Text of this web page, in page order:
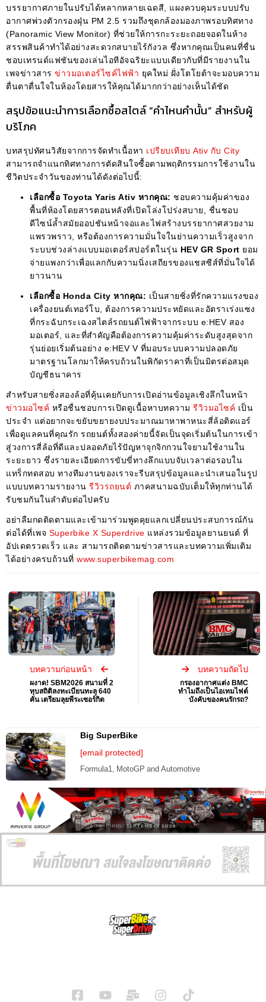
บรรยากาศภายในปรับได้หลากหลายเฉดสี, แผงควบคุมระบบปรับ
อากาศพ่วงตัวกรองฝุ่น PM 2.5 รวมถึงชุดกล้องมองภาพรอบทิศทาง
(Panoramic View Monitor) ที่ช่วยให้การกะระยะถอยจอดในห้าง
สรรพสินค้าทำได้อย่างสะดวกสบายไร้กังวล ซึ่งหากคุณเป็นคนที่ชื่น
ชอบเทรนด์แฟชันของเล่นไอทีอัจฉริยะแบบเดียวกับที่มีรายงานใน
เพจข่าวสาร ข่าวมอเตอร์ไซค์ไฟฟ้า ยุคใหม่ ฝั่งโตโยต้าจะมอบความ
ตื่นตาตื่นใจในห้องโดยสารให้คุณได้มากกว่าอย่างเห็นได้ชัด
สรุปข้อแนะนำการเลือกซื้อสไตล์ “คำไหนคำนั้น” สำหรับผู้
บริโภค
บทสรุปทัศนวิสัยจากการจัดทำเนื้อหา เปรียบเทียบ Ativ กับ City
สามารถจำแนกทิศทางการตัดสินใจซื้อตามพฤติกรรมการใช้งานใน
ชีวิตประจำวันของท่านได้ดังต่อไปนี้:
เลือกซื้อ Toyota Yaris Ativ หากคุณ: ชอบความคุ้มค่าของ
พื้นที่ห้องโดยสารตอนหลังที่เปิดโล่งโปร่งสบาย, ชื่นชอบ
ดีไซน์ล้ำสมัยออปชันหน้าจอและไฟสร้างบรรยากาศสวยงาม
แพรวพราว, หรือต้องการความมั่นใจในย่านความเร็วสูงจาก
ระบบช่วงล่างแบบมอเตอร์สปอร์ตในรุ่น HEV GR Sport ยอม
จ่ายแพงกว่าเพื่อแลกกับความนิ่งเสถียรของแชสซีส์ที่มั่นใจได้
ยาวนาน
เลือกซื้อ Honda City หากคุณ: เป็นสายซิ่งที่รักความแรงของ
เครื่องยนต์เทอร์โบ, ต้องการความประหยัดและอัตราเร่งแซง
ที่กระฉับกระเฉงสไตล์รถยนต์ไฟฟ้าจากระบบ e:HEV สอง
มอเตอร์, และที่สำคัญคือต้องการความคุ้มค่าระดับสูงสุดจาก
รุ่นย่อยเริ่มต้นอย่าง e:HEV V ที่มอบระบบความปลอดภัย
มาตรฐานโลกมาให้ครบถ้วนในพิกัดราคาที่เป็นมิตรต่อสมุด
บัญชีธนาคาร
สำหรับสายซิ่งสองล้อที่คุ้นเคยกับการเปิดอ่านข้อมูลเชิงลึกในหน้า
ข่าวมอไซค์ หรือชื่นชอบการเปิดดูเนื้อหาบทความ รีวิวมอไซค์ เป็น
ประจำ แต่อยากจะขยับขยายงบประมาณมาหาพาหนะสี่ล้อติดแอร์
เพื่อดูแลคนที่คุณรัก รถยนต์ทั้งสองค่ายนี้จัดเป็นจุดเริ่มต้นในการเข้า
สู่วงการสี่ล้อที่ดีและปลอดภัยไร้ปัญหาจุกจิกกวนใจยามใช้งานใน
ระยะยาว ซึ่งรายละเอียดการขับขี่ทางลึกแบบจับเวลาต่อรอบใน
แทร็กทดสอบ ทางทีมงานของเราจะรีบสรุปข้อมูลและนำเสนอในรูป
แบบบทความรายงาน รีวิวรถยนต์ ภาคสนามฉบับเต็มให้ทุกท่านได้
รับชมกันในลำดับต่อไปครับ
อย่าลืมกดติดตามและเข้ามาร่วมพูดคุยแลกเปลี่ยนประสบการณ์กัน
ต่อได้ที่เพจ Superbike X Superdrive แหล่งรวมข้อมูลยานยนต์ ที่
อัปเดตรวดเร็ว และ สามารถติดตามข่าวสารและบทความเพิ่มเติม
ได้อย่างครบถ้วนที่ www.superbikemag.com
บทความก่อนหน้า
ผงาด! SBM2026 สนามที่ 2
ทุบสถิติลงทะเบียนทะลุ 640
คัน เตรียมลุยพีระเซอร์กิต
บทความถัดไป
กรองอากาศแต่ง BMC
ทำไมถึงเป็นไอเทมไฟต์
บังคับของคนรักรถ?
Big SuperBike
[email protected]
Formula1, MotoGP and Automotive
AD EXPIRES: SEPTEMBER 2026